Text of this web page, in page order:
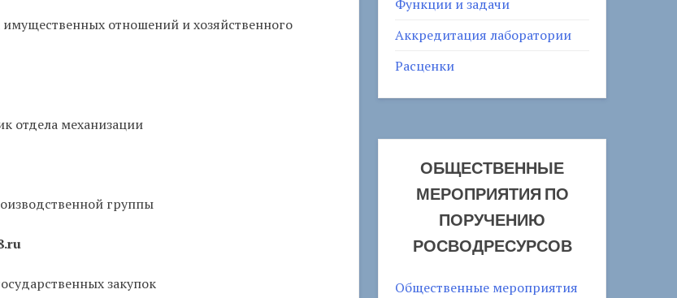
отношений и хозяйственного
отдела механизации
группы
закупок
Функции и задачи
Аккредитация лаборатории
Расценки
ОБЩЕСТВЕННЫЕ
МЕРОПРИЯТИЯ ПО
ПОРУЧЕНИЮ
РОСВОДРЕСУРСОВ
Общественные мероприятия